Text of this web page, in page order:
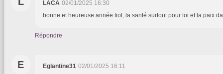
LACA 02/01/2025 16:30
bonne et heureuse année tiot, la santé surtout pour toi et la paix
Répondre
E Eglantine31 02/01/2025 16:11